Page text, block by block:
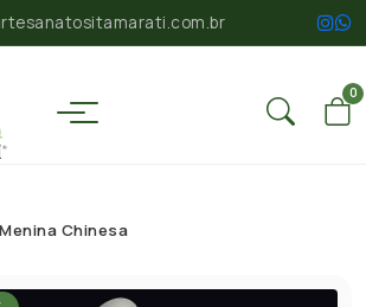
0
Menina Chinesa